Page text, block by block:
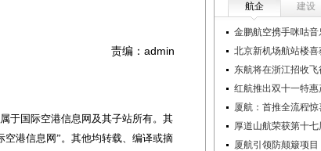
责编：admin
国际空港信息网及其子站所有。其
港信息网”。其他均转载、编译或摘
航企 建设
金鹏航空携手咪咕
北京新机场航站楼
东航将在浙江招收
红航推出双十一特
厦航：首推全流程
厚道山航荣获第十
厦航引领防颠簸项